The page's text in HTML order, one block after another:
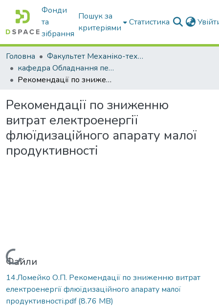
Фонди
та
зібрання
Пошук за
критеріями
Статистика
Головна
Факультет Механіко-технологічний
кафедра Обладнання переробних і харчових виробництв ім. професора Ф.Ю. Ялпачика
Рекомендації по зниженню витрат електроенергії флюїдизаційного апарату малої продуктивності
Рекомендації по зниженню
витрат електроенергії
флюїдизаційного апарату малої
продуктивності
Вантажиться...
Файли
14.Ломейко О.П. Рекомендації по зниженню витрат
електроенергії флюїдизаційного апарату малої
продуктивності.pdf(8.76 MB)